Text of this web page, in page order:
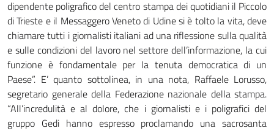
dipendente poligrafico del centro stampa dei quotidiani il Piccolo
di Trieste e il Messaggero Veneto di Udine si è tolto la vita, deve
chiamare tutti i giornalisti italiani ad una riflessione sulla qualità
e sulle condizioni del lavoro nel settore dell’informazione, la cui
funzione è fondamentale per la tenuta democratica di un
Paese”. E’ quanto sottolinea, in una nota, Raffaele Lorusso,
segretario generale della Federazione nazionale della stampa.
“All’incredulità e al dolore, che i giornalisti e i poligrafici del
gruppo Gedi hanno espresso proclamando una sacrosanta